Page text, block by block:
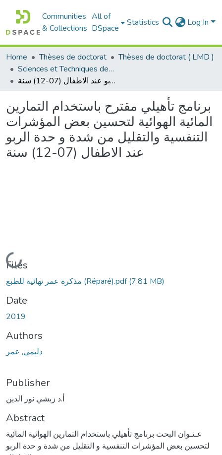
Communities
& Collections
All of
DSpace
Statistics Log In
Home Thèses de doctorat
Thèses de doctorat ( LMD )
Sciences et Techniques des Activités Physiques et Sportives - التربية البدنية و الرياضية
برنامج تأهيلي مقترح باستخدام التمارين المائية الهوائية لتحسين بعض المؤشرات التنفسية والتقليل من شدة و حدة الربو عند الاطفال (07-12) سنة
برنامج تأهيلي مقترح باستخدام التمارين
المائية الهوائية لتحسين بعض المؤشرات
التنفسية والتقليل من شدة و حدة الربو
عند الاطفال (07-12) سنة
Loading...
Files
مذكرة عمر نهائية للطبع (Réparé).pdf(7.81 MB)
Date
2019
Authors
دليمي, عمر
Publisher
أ.د زبشي نور الدين
Abstract
عـنـوان البحث برنامج تأهيلي باستخدام التمارين الهوائية المائية
لتحسين بعض المؤشرات التنفسية و التقليل من شدة و حدة الربو